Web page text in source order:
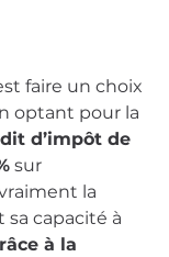
faire un choix
optant pour la
d’impôt de
sur
la
sa capacité à
à la